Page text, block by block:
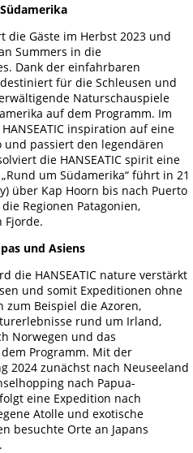
die Gäste im Herbst 2023 und
Summers in die
Dank der einfahrbaren
für die Schleusen und
Naturschauspiele
auf dem Programm. Im
inspiration auf eine
und passiert den legendären
die HANSEATIC spirit eine
um Südamerika“ führt in 21
über Kap Hoorn bis nach Puerto
Regionen Patagonien,
Fjorde.
und Asiens
die HANSEATIC nature verstärkt
und somit Expeditionen ohne
zum Beispiel die Azoren,
rund um Irland,
Norwegen und das
Programm. Mit der
2024 zunächst nach Neuseeland
nach Papua-
eine Expedition nach
Atolle und exotische
besuchte Orte an Japans